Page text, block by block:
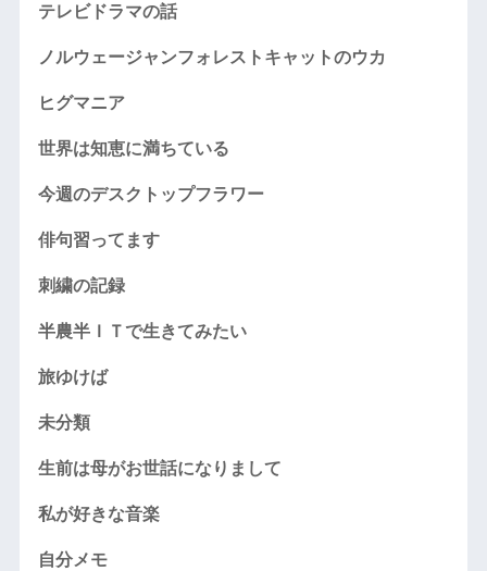
テレビドラマの話
ノルウェージャンフォレストキャットのウカ
ヒグマニア
世界は知恵に満ちている
今週のデスクトップフラワー
俳句習ってます
刺繍の記録
半農半ＩＴで生きてみたい
旅ゆけば
未分類
生前は母がお世話になりまして
私が好きな音楽
自分メモ